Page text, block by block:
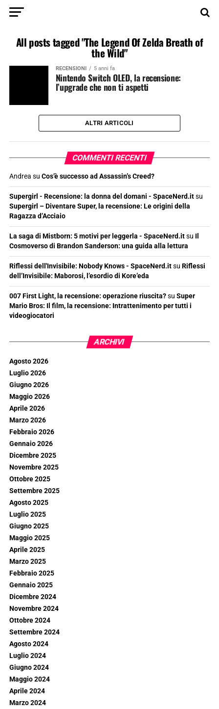
All posts tagged "The Legend Of Zelda Breath of
the Wild"
RECENSIONI 5 anni fa
Nintendo Switch OLED, la recensione:
l’upgrade che non ti aspetti
ALTRI ARTICOLI
COMMENTI RECENTI
Andrea su Cos’è successo ad Assassin’s Creed?
Supergirl - Recensione: la donna del domani - SpaceNerd.itsu
Supergirl – Diventare Super, la recensione: Le origini della
Ragazza d’Acciaio
La saga di Mistborn: 5 motivi per leggerla - SpaceNerd.itsu Il
Cosmoverso di Brandon Sanderson: una guida alla lettura
Riflessi dell'Invisibile: Nobody Knows - SpaceNerd.itsu Riflessi
dell’Invisibile: Maborosi, l’esordio di Kore’eda
007 First Light, la recensione: operazione riuscita?su Super
Mario Bros: Il film, la recensione: Intrattenimento per tutti i
videogiocatori
ARCHIVI
Agosto 2026
Luglio 2026
Giugno 2026
Maggio 2026
Aprile 2026
Marzo 2026
Febbraio 2026
Gennaio 2026
Dicembre 2025
Novembre 2025
Ottobre 2025
Settembre 2025
Agosto 2025
Luglio 2025
Giugno 2025
Maggio 2025
Aprile 2025
Marzo 2025
Febbraio 2025
Gennaio 2025
Dicembre 2024
Novembre 2024
Ottobre 2024
Settembre 2024
Agosto 2024
Luglio 2024
Giugno 2024
Maggio 2024
Aprile 2024
Marzo 2024